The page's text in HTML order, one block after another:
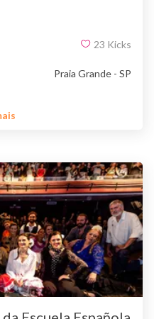
23 Kicks
Praia Grande - SP